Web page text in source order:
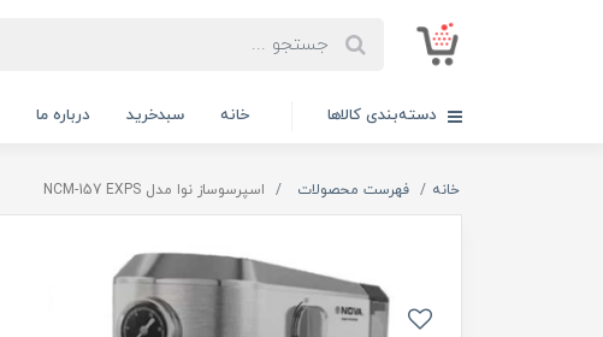
دسته‌بندی کالاها خانه سبدخرید درباره ما
خانه فهرست محصولات اسپرسوساز نوا مدل NCM-157 EXPS